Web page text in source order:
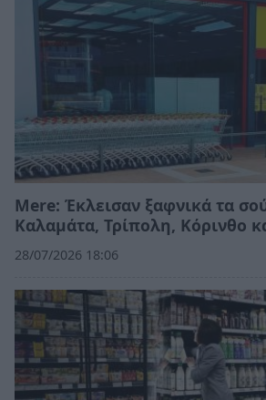
Mere: Έκλεισαν ξαφνικά τα
Καλαμάτα, Τρίπολη, Κόρινθο
28/07/2026 18:06